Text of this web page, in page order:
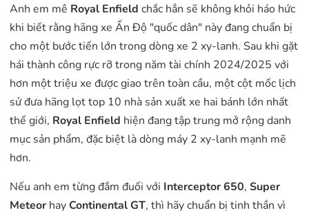
Anh em mê Royal Enfield chắc hẳn sẽ không khỏi háo hức
khi biết rằng hãng xe Ấn Độ "quốc dân" này đang chuẩn bị
cho một bước tiến lớn trong dòng xe 2 xy-lanh. Sau khi gặt
hái thành công rực rỡ trong năm tài chính 2024/2025 với
hơn một triệu xe được giao trên toàn cầu, một cột mốc lịch
sử đưa hãng lọt top 10 nhà sản xuất xe hai bánh lớn nhất
thế giới, Royal Enfield hiện đang tập trung mở rộng danh
mục sản phẩm, đặc biệt là dòng máy 2 xy-lanh mạnh mẽ
hơn.
Nếu anh em từng đắm đuối với Interceptor 650, Super
Meteor hayContinental GT, thì hãy chuẩn bị tinh thần vì